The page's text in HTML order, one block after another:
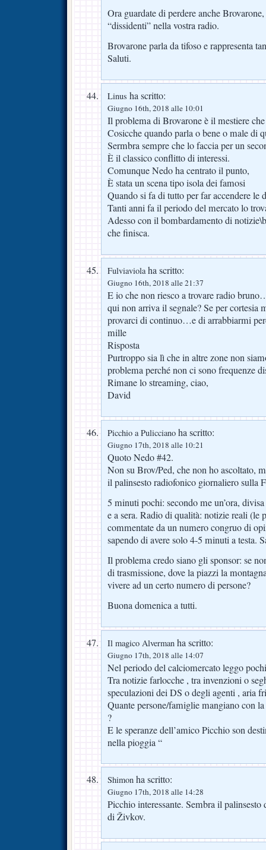
Ora guardate di perdere anche
“dissidenti” nella vostra radio.
Brovarone parla da tifoso e rappresenta
Saluti.
Linus ha scritto:
Giugno 16th, 2018 alle 10:01
Il problema di Brovarone è il mestiere
Cosicche quando parla o bene o male di
Sermbra sempre che lo faccia per un
È il classico conflitto di interessi.
Comunque Nedo ha centrato il punto,
È stata un scena tipo isola dei famosi
Quando si fa di tutto per far accendere le
Tanti anni fa il periodo del mercato lo
Adesso con il bombardamento di
che finisca.
Fulviaviolaha scritto:
Giugno 16th, 2018 alle 21:37
E io che non riesco a trovare radio
qui non arriva il segnale? Se per cortesia
provarci di continuo…e di arrabbiarmi
mille
Risposta
Purtroppo sia lì che in altre zone non
problema perché non ci sono frequenze
Rimane lo streaming, ciao,
David
Picchio a Pulicciano ha scritto:
Giugno 17th, 2018 alle 10:21
Quoto Nedo #42.
Non su Brov/Ped, che non ho ascoltato,
il palinsesto radiofonico giornaliero sulla
5 minuti pochi: secondo me un’ora,
e a sera. Radio di qualità: notizie reali (le
commentate da un numero congruo di
sapendo di avere solo 4-5 minuti a testa.
Il problema credo siano gli sponsor: se
di trasmissione, dove la piazzi la
vivere ad un certo numero di persone?
Buona domenica a tutti.
Il magico Alverman ha scritto:
Giugno 17th, 2018 alle 14:07
Nel periodo del calciomercato leggo
Tra notizie farlocche , tra invenzioni o
speculazioni dei DS o degli agenti , aria
Quante persone/famiglie mangiano con
?
E le speranze dell’amico Picchio son
nella pioggia “
Shimon ha scritto:
Giugno 17th, 2018 alle 14:28
Picchio interessante. Sembra il
di Živkov.